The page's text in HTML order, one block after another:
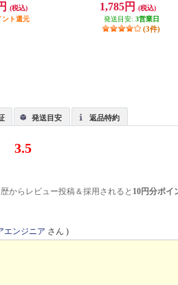
(税込)
ント還元
1,785円
(税込)
発送目安: 3営業日
(3件)
発送目安 返品特約
3.5
からレビュー投稿＆採用されると 10円分ポイ
エンジニア さん )